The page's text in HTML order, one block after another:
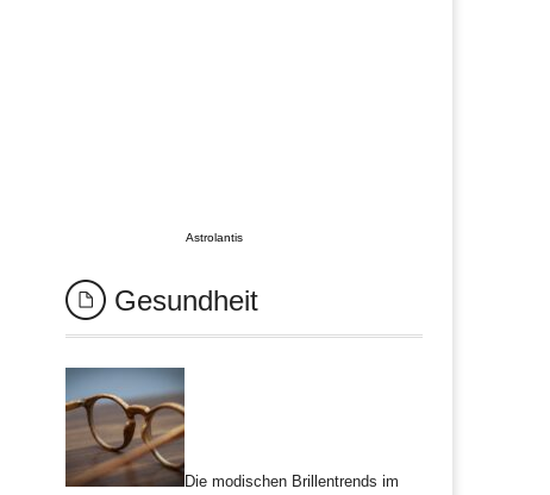
Astrolantis
Gesundheit
Die modischen Brillentrends im